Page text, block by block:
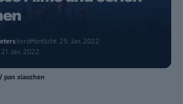
Veröffentlicht: 25. Jan. 2022
Jan. 2022
pan xiaozhen